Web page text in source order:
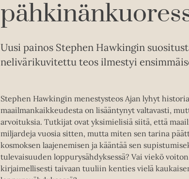
Uusi painos Stephen Hawkingin
nelivärikuvitettu teos ilmestyi
Stephen Hawkingin menestysteos Ajan lyhyt
maailmankaikkeudesta on lisääntynyt valtavasti,
arvoituksia. Tutkijat ovat yksimielisiä siitä, että
miljardeja vuosia sitten, mutta miten sen tarina
kosmoksen laajenemisen ja kääntää sen
tulevaisuuden loppurysähdyksessä? Vai viekö
kirjaimellisesti taivaan tuuliin kenties vielä